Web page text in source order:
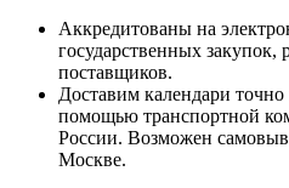
Аккредитованы на
государственных закупок,
поставщиков.
Доставим календари
помощью транспортной
России. Возможен
Москве.